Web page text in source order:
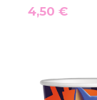
4,50 €